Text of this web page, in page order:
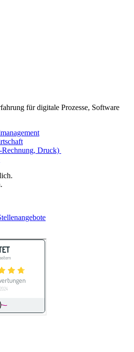
für digitale Prozesse, Software
Rechnung, Druck)